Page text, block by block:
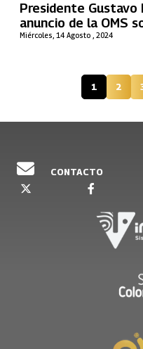
Miércoles, 14 Agosto , 2024
Presidente
anuncio de la OMS
Página
1 2
CONTACTO